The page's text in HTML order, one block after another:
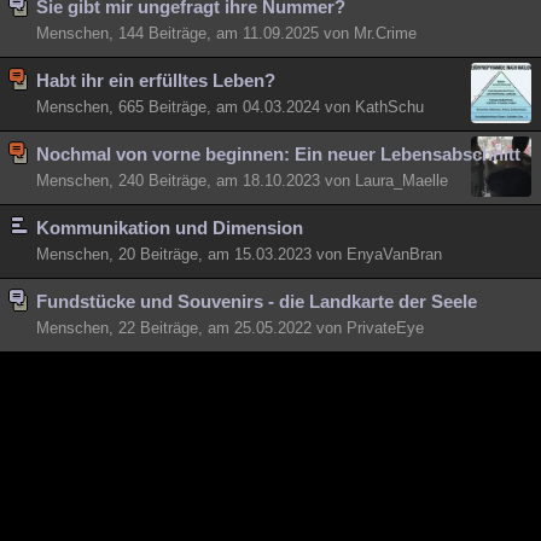
Besucht Teilgenommen Alle Neue Geschlossen
Lesenswert Schlüsselwörter
Sie gibt mir ungefragt ihre Nummer?
Menschen, 144 Beiträge, am 11.09.2025 von Mr.Crime
Habt ihr ein erfülltes Leben?
Menschen, 665 Beiträge, am 04.03.2024 von KathSchu
Nochmal von vorne beginnen: Ein neuer Lebensabschnitt
Menschen, 240 Beiträge, am 18.10.2023 von Laura_Maelle
Kommunikation und Dimension
Menschen, 20 Beiträge, am 15.03.2023 von EnyaVanBran
Fundstücke und Souvenirs - die Landkarte der Seele
Menschen, 22 Beiträge, am 25.05.2022 von PrivateEye